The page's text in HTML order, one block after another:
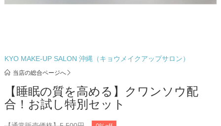
KYO MAKE-UP SALON 沖縄（キョウメイクアップサロン）
当店の総合ページへ
【睡眠の質を高める】クワンソウ配
合！お試し特別セット